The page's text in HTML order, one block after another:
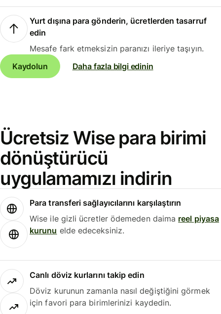
Yurt dışına para gönderin, ücretlerden tasarruf
edin
Mesafe fark etmeksizin paranızı ileriye taşıyın.
Kaydolun
Daha fazla bilgi edinin
Ücretsiz Wise para birimi
dönüştürücü
uygulamamızı indirin
Para transferi sağlayıcılarını karşılaştırın
Wise ile gizli ücretler ödemeden daima reel piyasa
kurunu elde edeceksiniz.
Canlı döviz kurlarını takip edin
Döviz kurunun zamanla nasıl değiştiğini görmek
için favori para birimlerinizi kaydedin.